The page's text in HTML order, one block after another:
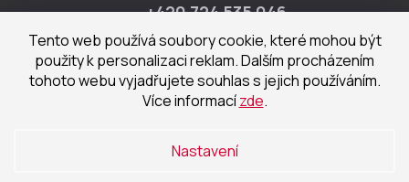
Tento web používá soubory cookie, které mohou být
použity k personalizaci reklam. Dalším procházením
tohoto webu vyjadřujete souhlas s jejich používáním.
Více informacízde.
Nastavení
+420 724 535 046
Po-Pá 9:00 - 18:00 hod
obchod@cecetka.cz
370 01 České Budějovice